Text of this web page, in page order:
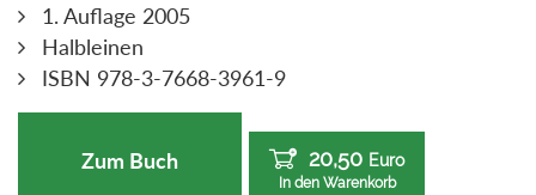
1. Auflage 2005
Halbleinen
ISBN 978-3-7668-3961-9
Zum Buch 20,50 Euro
In den Warenkorb